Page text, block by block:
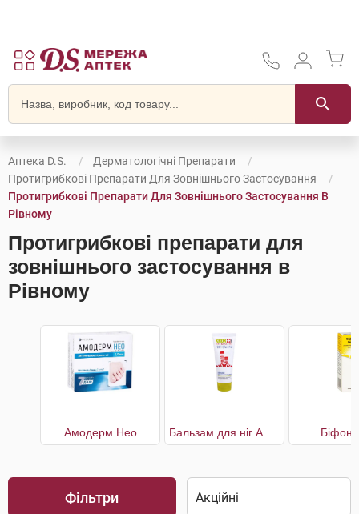
Аптека D.S.
Дерматологічні Препарати
Протигрибкові Препарати Для Зовнішнього Застосування
Протигрибкові Препарати Для Зовнішнього Застосування В
Рівному
Протигрибкові препарати для
зовнішнього застосування в
Рівному
Амодерм Нео Біфон
Фільтри